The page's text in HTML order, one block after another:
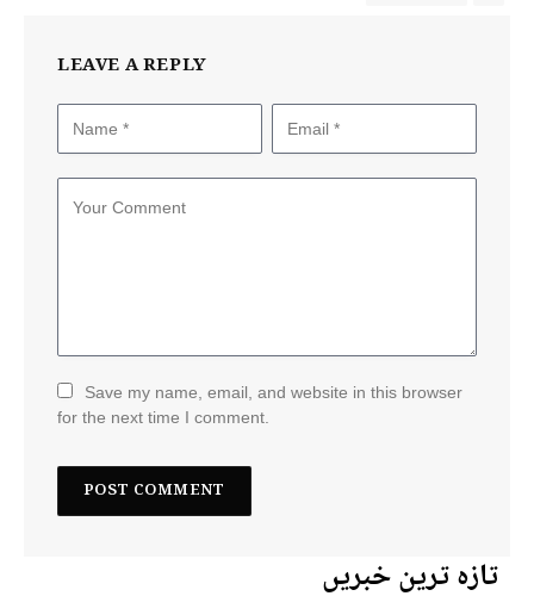
LEAVE A REPLY
Save my name, email, and website in this browser
for the next time I comment.
تازہ ترین خبریں